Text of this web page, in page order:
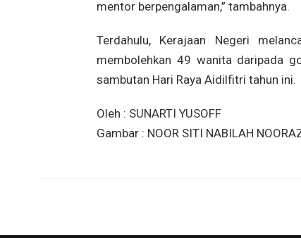
mentor berpengalaman,” tambahnya.
Terdahulu, Kerajaan Negeri
membolehkan 49 wanita daripada
sambutan Hari Raya Aidilfitri tahun ini.
Oleh : SUNARTI YUSOFF
Gambar : NOOR SITI NABILAH